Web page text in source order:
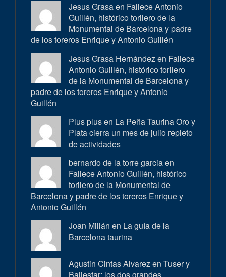
Jesus Grasa en Fallece Antonio
Guillén, histórico torilero de la
Monumental de Barcelona y padre
de los toreros Enrique y Antonio Guillén
Jesus Grasa Hernández en Fallece
Antonio Guillén, histórico torilero
de la Monumental de Barcelona y
padre de los toreros Enrique y Antonio
Guillén
Plus plus en La Peña Taurina Oro y
Plata cierra un mes de julio repleto
de actividades
bernardo de la torre garcia en
Fallece Antonio Guillén, histórico
torilero de la Monumental de
Barcelona y padre de los toreros Enrique y
Antonio Guillén
Joan Millán en La guía de la
Barcelona taurina
Agustin Cintas Alvarez en Tuser y